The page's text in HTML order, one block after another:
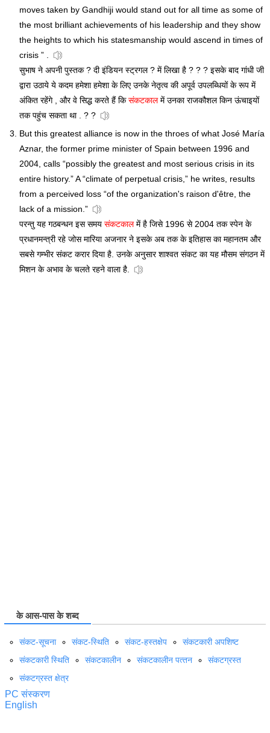
moves taken by Gandhiji would stand out for all time as some of
the most brilliant achievements of his leadership and they show
the heights to which his statesmanship would ascend in times of
crisis ” .
सुभाष ने अपनी पुस्तक ? दी इंडियन स्ट्रगल ? में लिखा है ? ? ? इसके बाद गांधी जी
द्वारा उठाये ये कदम हमेशा हमेशा के लिए उनके नेतृत्व की अपूर्व उपलब्धियों के रूप में
अंकित रहेंगे , और वे सिद्ध करते हैं किसंकटकालमें उनका राजकौशल किन ऊंचाइयों
तक पहुंच सकता था . ? ?
But this greatest alliance is now in the throes of what José María
Aznar, the former prime minister of Spain between 1996 and
2004, calls “possibly the greatest and most serious crisis in its
entire history.” A “climate of perpetual crisis,” he writes, results
from a perceived loss “of the organization's raison d'être, the
lack of a mission.”
परन्तु यह गठबन्धन इस समय संकटकालमें है जिसे 1996 से 2004 तक स्पेन के
प्रधानमन्त्री रहे जोस मारिया अजनार ने इसके अब तक के इतिहास का महानतम और
सबसे गम्भीर संकट करार दिया है. उनके अनुसार शाश्वत संकट का यह मौसम संगठन में
मिशन के अभाव के चलते रहने वाला है.
के आस-पास के शब्द
संकट-सूचना संकट-स्थिति संकट-हस्तक्षेप
संकटकारी अपशिष्‍ट
संकटकारी स्थिति
संकटकालीन संकटकालीन पत्‍तन
संकटग्रस्त
संकटग्रस्त क्षेत्र
PC संस्करण
English